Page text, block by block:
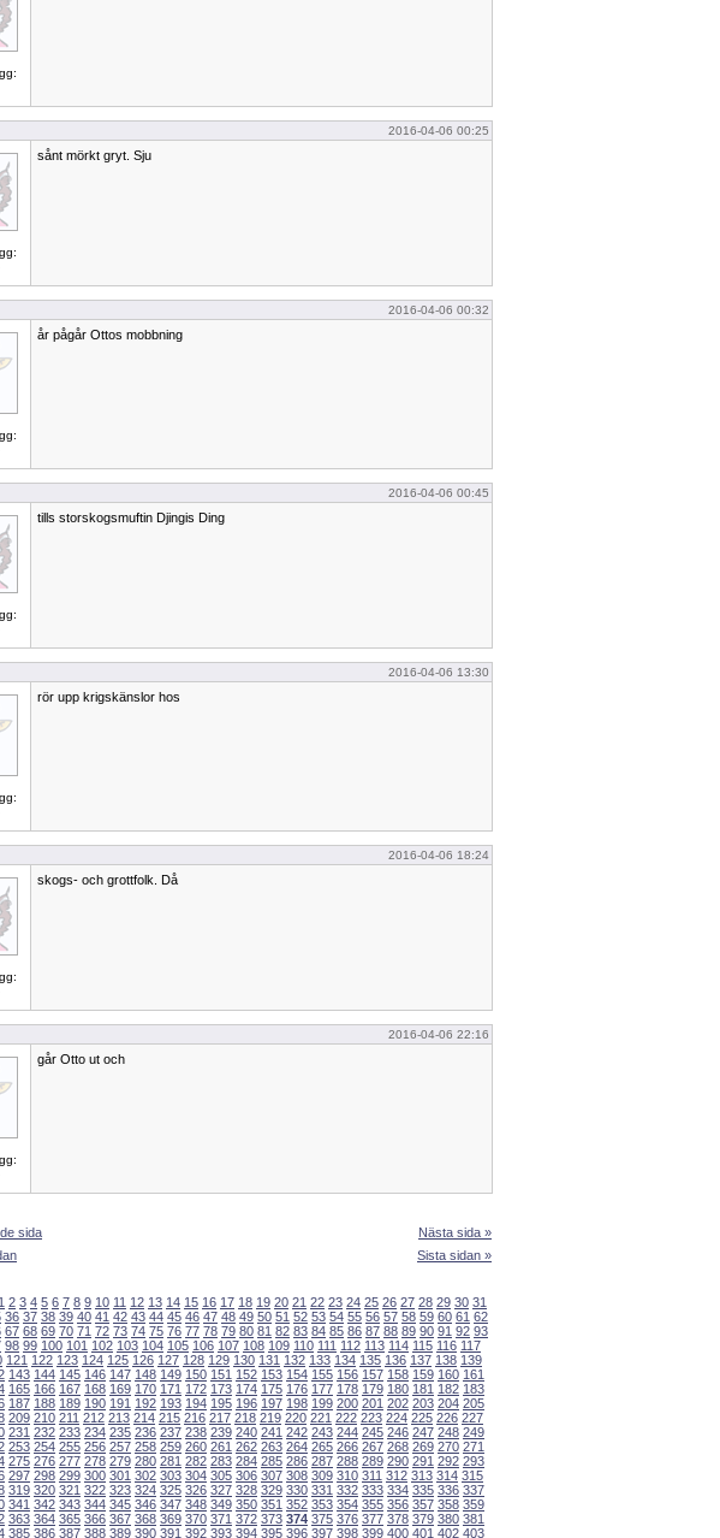
2016-04-06 00:25
sånt mörkt gryt. Sju
2016-04-06 00:32
år pågår Ottos mobbning
2016-04-06 00:45
tills storskogsmuftin Djingis Ding
2016-04-06 13:30
rör upp krigskänslor hos
2016-04-06 18:24
skogs- och grottfolk. Då
2016-04-06 22:16
går Otto ut och
sida
Nästa sida »
Sista sidan »
1 2 3 4 5 6 7 8 9 10 11 12 13 14 15 16 17 18 19 20 21 22 23 24 25 26 27 28 29 30 31
36 37 38 39 40 41 42 43 44 45 46 47 48 49 50 51 52 53 54 55 56 57 58 59 60 61 62
67 68 69 70 71 72 73 74 75 76 77 78 79 80 81 82 83 84 85 86 87 88 89 90 91 92 93
98 99 100 101 102 103 104 105 106 107 108 109 110 111 112 113 114 115 116 117
121 122 123 124 125 126 127 128 129 130 131 132 133 134 135 136 137 138 139
143 144 145 146 147 148 149 150 151 152 153 154 155 156 157 158 159 160 161
165 166 167 168 169 170 171 172 173 174 175 176 177 178 179 180 181 182 183
187 188 189 190 191 192 193 194 195 196 197 198 199 200 201 202 203 204 205
209 210 211 212 213 214 215 216 217 218 219 220 221 222 223 224 225 226 227
231 232 233 234 235 236 237 238 239 240 241 242 243 244 245 246 247 248 249
253 254 255 256 257 258 259 260 261 262 263 264 265 266 267 268 269 270 271
275 276 277 278 279 280 281 282 283 284 285 286 287 288 289 290 291 292 293
297 298 299 300 301 302 303 304 305 306 307 308 309 310 311 312 313 314 315
319 320 321 322 323 324 325 326 327 328 329 330 331 332 333 334 335 336 337
341 342 343 344 345 346 347 348 349 350 351 352 353 354 355 356 357 358 359
363 364 365 366 367 368 369 370 371 372 373 374 375 376 377 378 379 380 381
385 386 387 388 389 390 391 392 393 394 395 396 397 398 399 400 401 402 403